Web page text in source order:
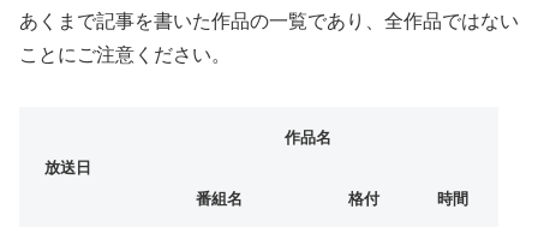
あくまで記事を書いた作品の一覧であり、全作品ではない
ことにご注意ください。
放送日
作品名
番組名 格付 時間